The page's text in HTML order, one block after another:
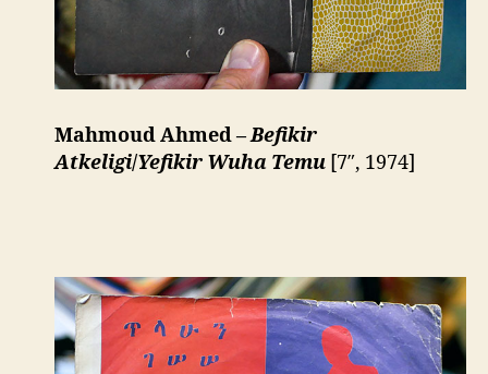
Mahmoud Ahmed –Befikir
Atkeligi/Yefikir Wuha Temu [7″, 1974]